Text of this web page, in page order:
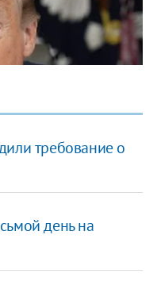
требование о
день на